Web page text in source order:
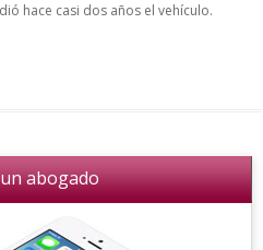
hace casi dos años el vehículo.
abogado